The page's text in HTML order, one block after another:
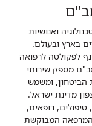
ואנושיות
בארץ ובעולם.
לפקולטה לרפואה
אשפוז. רמב"ם מספק שירותי
וכוחות הביטחון, ומשמש
רופאים,
המרפאה המבוקשת